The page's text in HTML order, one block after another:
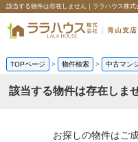
該当する物件は存在しません｜ララハウス株式
TOPページ > 物件検索 > 中古マン
該当する物件は存在しま
お探しの物件はご